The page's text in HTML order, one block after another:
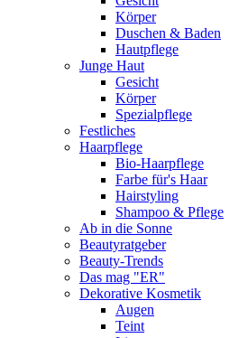
Körper
Duschen & Baden
Hautpflege
Junge Haut
Gesicht
Körper
Spezialpflege
Festliches
Haarpflege
Bio-Haarpflege
Farbe für's Haar
Hairstyling
Shampoo & Pflege
Ab in die Sonne
Beautyratgeber
Beauty-Trends
Das mag "ER"
Dekorative Kosmetik
Augen
Teint